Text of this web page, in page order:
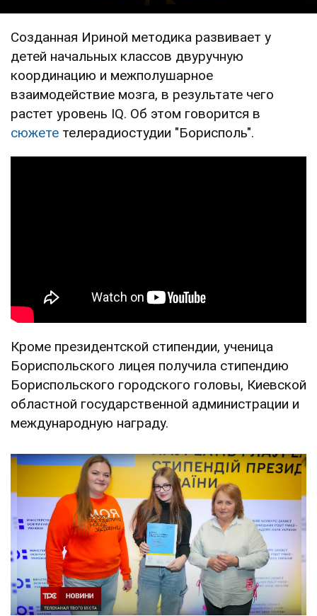
Созданная Ириной методика развивает у
детей начальных классов двуручную
координацию и межполушарное
взаимодействие мозга, в результате чего
растет уровень IQ. Об этом говорится в
сюжете телерадиостудии "Борисполь".
Кроме президентской стипендии, ученица
Бориспольского лицея получила стипендию
Бориспольского городского головы, Киевской
областной государственной администрации и
международную награду.